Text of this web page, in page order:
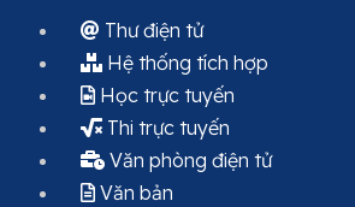
Thư điện tử
Hệ thống tích hợp
Học trực tuyến
Thi trực tuyến
Văn phòng điện tử
Văn bản